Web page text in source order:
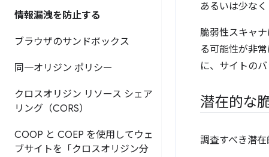
情報漏洩を防止する
ブラウザのサンドボックス
同一オリジン ポリシー
クロスオリジン リソース シェア
リング（CORS）
COOP と COEP を使用してウェ
ブサイトを「クロスオリジン分
あるいは少な
脆弱性スキャナ
る可能性が非
に、サイトの
潜在的な
調査すべき潜在